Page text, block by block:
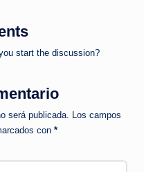
start the discussion?
será publicada. Los campos
con *